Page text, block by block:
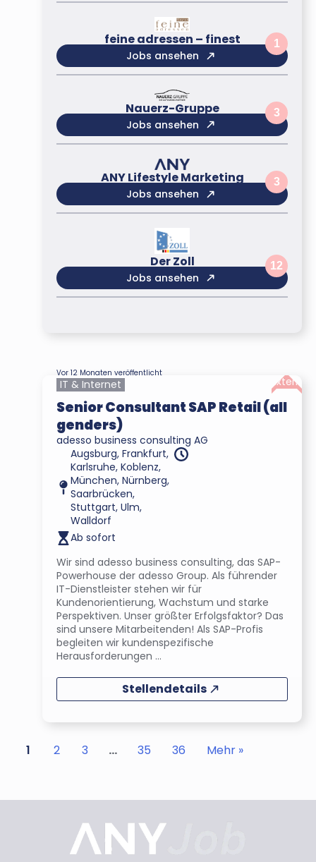
feine adressen – finest 1
Jobs ansehen
Nauerz-Gruppe 3
Jobs ansehen
ANY Lifestyle Marketing 3
Jobs ansehen
Der Zoll 12
Jobs ansehen
Vor 12 Monaten veröffentlicht
IT & Internet
Senior Consultant SAP Retail (all
genders)
adesso business consulting AG
Augsburg, Frankfurt,
Karlsruhe, Koblenz,
München, Nürnberg,
Saarbrücken,
Stuttgart, Ulm,
Walldorf
Ab sofort
Wir sind adesso business consulting, das SAP-
Powerhouse der adesso Group. Als führender
IT-Dienstleister stehen wir für
Kundenorientierung, Wachstum und starke
Perspektiven. Unser größter Erfolgsfaktor? Das
sind unsere Mitarbeitenden! Als SAP-Profis
begleiten wir kundenspezifische
Herausforderungen ...
Extern
Stellendetails
1 2 3 … 35 36 Mehr »